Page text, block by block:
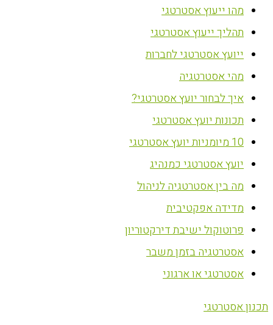
מהו ייעוץ אסטרטגי
תהליך ייעוץ אסטרטגי
ייועץ אסטרטגי לחברות
מהי אסטרטגיה
איך לבחור יועץ אסטרטגי?
תכונות יועץ אסטרטגי
10 מיומניות יועץ אסטרטגי
יועץ אסטרטגי כמנהיג
מה בין אסטרטגיה לניהול
מדידה אפקטיבית
פרוטוקול ישיבת דירקטוריון
אסטרטגיה בזמן משבר
אסטרטגי או ארגוני
תכנון אסטרטגי